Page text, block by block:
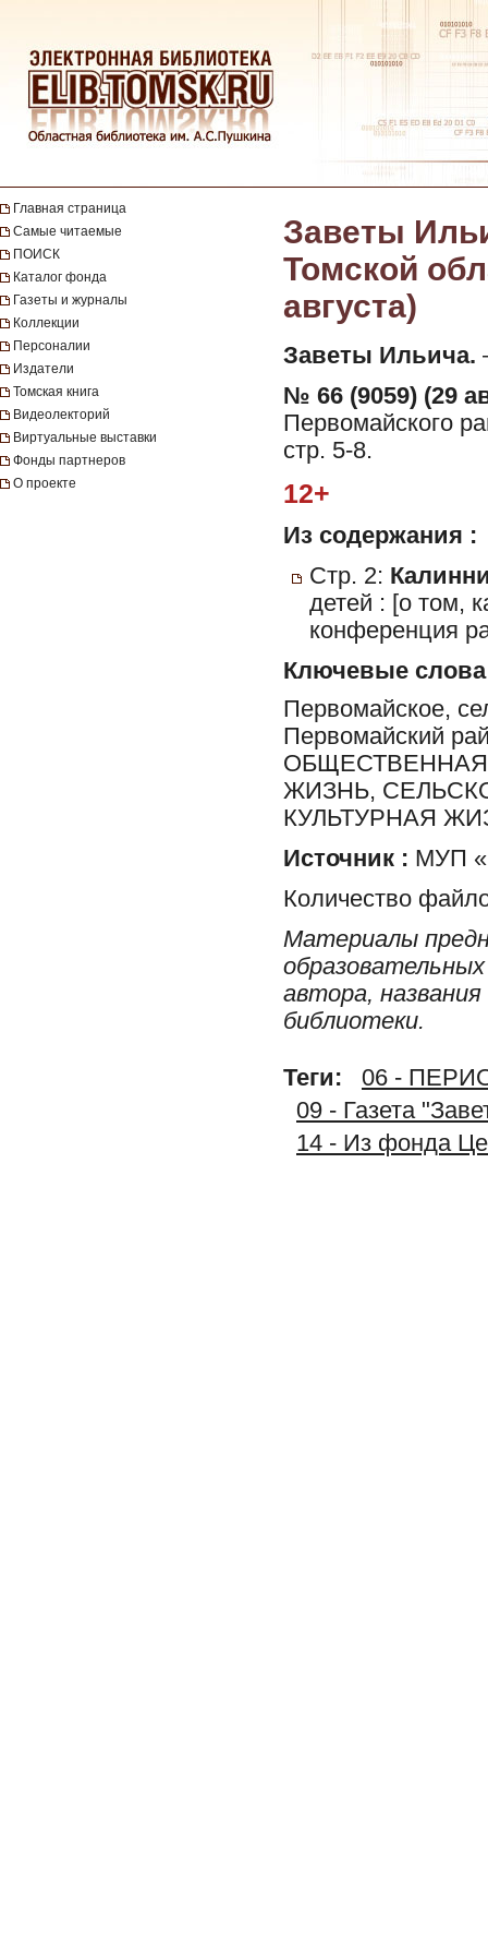
Главная страница
Самые читаемые
ПОИСК
Каталог фонда
Газеты и журналы
Коллекции
Персоналии
Издатели
Томская книга
Видеолекторий
Виртуальные выставки
Фонды партнеров
О проекте
Заветы
Томской
августа)
Заветы Ильича.
№ 66 (9059) (29
Первомайского
стр. 5-8.
12+
Из содержания :
Стр. 2:
детей : [о том,
конференция
Ключевые слова
Первомайское,
Первомайский
ЖИЗНЬ,
КУЛЬТУРНАЯ
Источник : МУП
Количество
Материалы
автора,
библиотеки.
Теги:
06 -
09 - Газета
14 - Из фонда